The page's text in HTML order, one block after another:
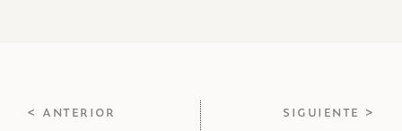
< anterior
siguiente >